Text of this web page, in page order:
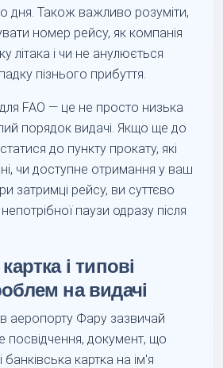
дня. Також важливо розуміти,
номер рейсу, як компанія
літака і чи не анулюється
пізнього прибуття.
FAO — це не просто низька
порядок видачі. Якщо ще до
до пункту прокату, які
чи доступне отримання у ваш
затримці рейсу, ви суттєво
паузи одразу після
і типові
на видачі
аеропорту Фару зазвичай
посвідчення, документ, що
банківська картка на ім'я